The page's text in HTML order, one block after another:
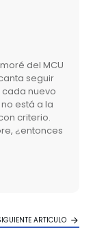
del MCU
seguir
nuevo
está a la
criterio.
¿entonces
ARTICULO